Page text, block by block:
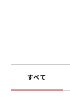
すべて